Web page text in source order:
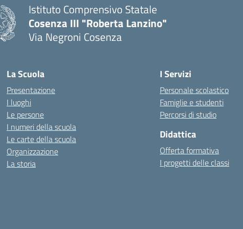
Istituto Comprensivo Statale
Cosenza III "Roberta Lanzino"
Via Negroni Cosenza
La Scuola
Presentazione
I luoghi
Le persone
I numeri della scuola
Le carte della scuola
Organizzazione
La storia
I Servizi
Personale scolastico
Famiglie e studenti
Percorsi di studio
Didattica
Offerta formativa
I progetti delle classi